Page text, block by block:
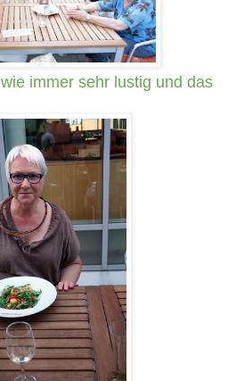
immer sehr lustig und das